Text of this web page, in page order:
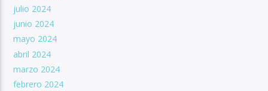
julio 2024
junio 2024
mayo 2024
abril 2024
marzo 2024
febrero 2024